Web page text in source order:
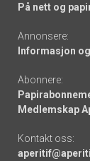
På nett og
Annonsere:
Informasjon
Abonnere:
Medlemskap
Kontakt oss: